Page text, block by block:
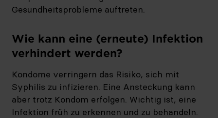
Gesundheitsprobleme auftreten.
Wie kann eine (erneute) Infektion
verhindert werden?
Kondome verringern das Risiko, sich mit
Syphilis zu infizieren. Eine Ansteckung kann
aber trotz Kondom erfolgen. Wichtig ist, eine
Infektion früh zu erkennen und zu behandeln.